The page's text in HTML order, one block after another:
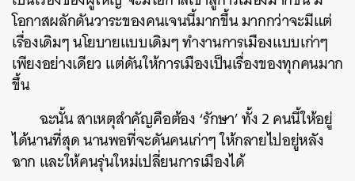
โอกาสผลักดันวาระของคนเจนนี้มากขึ้น มากกว่าจะมีแต่
เรื่องเดิมๆ นโยบายแบบเดิมๆ ทำงานการเมืองแบบเก่าๆ
เพียงอย่างเดียว แต่ดันให้การเมืองเป็นเรื่องของทุกคนมาก
ขึ้น
ฉะนั้น สาเหตุสำคัญคือต้อง ‘รักษา’ ทั้ง 2 คนนี้ให้อยู่
ได้นานที่สุด นานพอที่จะดันคนเก่าๆ ให้กลายไปอยู่หลัง
ฉาก และให้คนรุ่นใหม่เปลี่ยนการเมืองได้